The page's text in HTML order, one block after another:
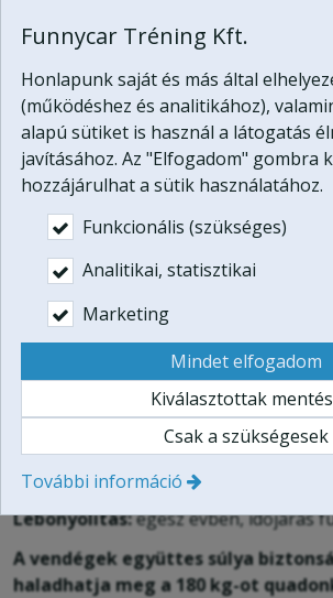
esett, komoly sarazásra számíthatunk!
Az alap túra bejárása után tovább
meredekek és lélegzetelállító
következnek.
Túraútvonalunk gyönyörű
természetvédelmi területre nem
Ha szeretne ennél is komolyabb
quadozni, tekintse megextrém quad
quad túra
Résztvevők száma:A túrán egy
részt 80 perc vezetési idővel.
Helyszín:Gödöllő-dombság
Gödön (Budapesttől 16 km)
maszkot biztosítunk.
Lebonyolítás:egész évben, időjárás
A vendégek együttes súlya
haladhatja meg a 180 kg-ot
Funnycar Tréning Kft.
Honlapunk saját és más által
(működéshez és analitikához),
alapú sütiket is használ a látogatás
javításához. Az "Elfogadom" gombra
hozzájárulhat a sütik használatához.
Funkcionális (szükséges)
Analitikai, statisztikai
Marketing
Mindet elfogadom
Kiválasztottak
Csak a szükségesek
További információ